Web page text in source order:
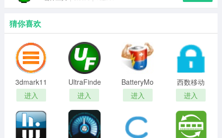
猜你喜欢
3dmark11
中文版
进入
UltraFinder(硬
盘文件搜
索工具)
进入
BatteryMon(笔
记本电脑
检测工具)
进入
西数移动
硬盘加密
工具完整
版
进入